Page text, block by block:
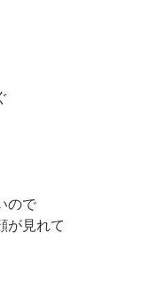
ので
が見れて